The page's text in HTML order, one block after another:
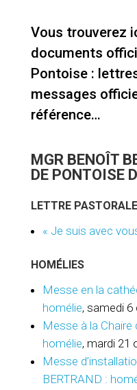
Vous trouverez
documents
Pontoise :
messages
référence…
MGR BENOÎT
DE PONTOISE
LETTRE PASTORALE
« Je suis avec
HOMÉLIES
Messe en la
homélie, samedi 6
Messe à la Chaire
homélie, mardi 21
Messe
BERTRAND :